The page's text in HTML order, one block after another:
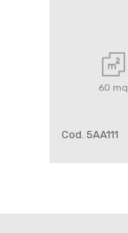
60 mq
Cod. 5AA111